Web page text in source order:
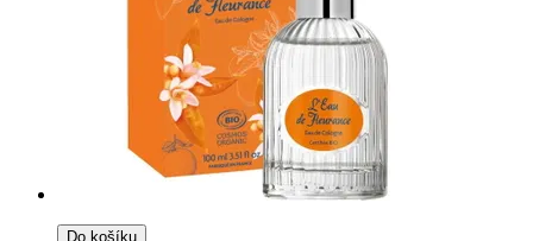
Do košíku